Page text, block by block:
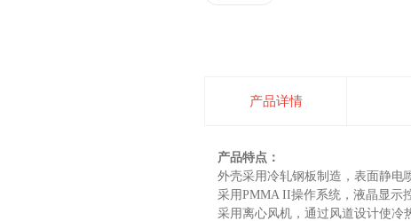
产品详情
产品特点：
外壳采用冷轧钢板制造，表面静电
采用PMMA II操作系统，液晶显示
采用离心风机，通过风道设计使冷